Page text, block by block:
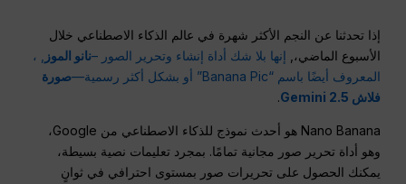
إذا تحدثنا عن النجم الأكثر شهرة في عالم الذكاء الاصطناعي خلال
الأسبوع الماضي،, إنها بلا شك أداة إنشاء وتحرير الصور –نانو الموز
, ،
المعروف أيضًا باسم “Banana Pic” أو بشكل أكثر رسمية—
صورة
فلاش Gemini 2.5
.
Nano Banana هو أحدث نموذج للذكاء الاصطناعي من Google،
وهو أداة تحرير صور مجانية تمامًا. بمجرد تعليمات نصية بسيطة،
يمكنك الحصول على تحريرات صور بمستوى احترافي في ثوانٍ